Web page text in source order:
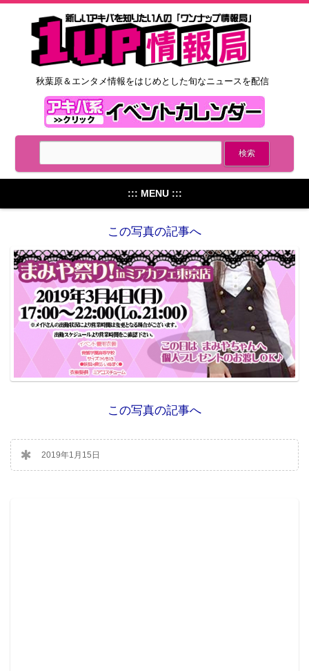
秋葉原＆エンタメ情報をはじめとした旬なニュースを配信
::: MENU :::
この写真の記事へ
この写真の記事へ
2019年1月15日